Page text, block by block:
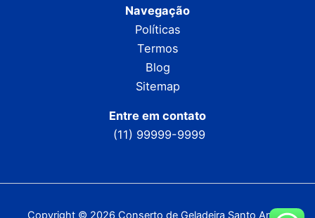
Navegação
Políticas
Termos
Blog
Sitemap
Entre em contato
(11) 99999-9999
Copyright © 2026 Conserto de Geladeira Santo André